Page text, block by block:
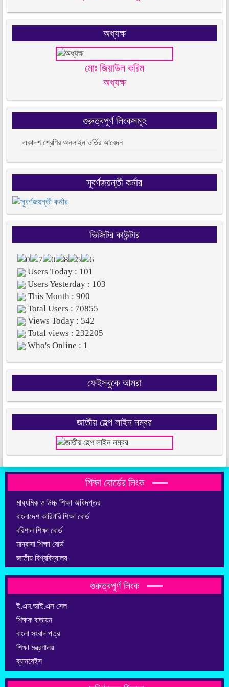
অধ্যক্ষ
মোঃ জিয়াউল করিম
অধ্যক্ষ
গুরুত্বপূর্ণ লিংকসমূহ
একাদশ শ্রেণির অনলাইন ভর্তির আবেদন
সূবর্ণজয়ন্তী কর্নার
ভিজিটর কাউন্টার
Users Today : 101
Users Yesterday : 103
This Month : 900
Total Users : 70855
Views Today : 542
Total views : 232205
Who's Online : 1
ফেইসবুকে আমরা
জাতীয় হেল্প লাইন নম্বর
শিক্ষা বোর্ডের লিংক
মাধ্যমিক ও উচ্চ শিক্ষা অধিদপ্তর
বাংলাদেশ কারিগরি শিক্ষা বোর্ড
বরিশাল শিক্ষা বোর্ড
মাদ্রাসা শিক্ষা বোর্ড
জাতীয় বিশ্ববিদ্যালয়
গুরুত্বপূর্ণ লিংক
ই.এম.আই.এস সেল
শিক্ষক বাতায়ন
বাংলা সংবাদ পত্র
শিক্ষা মন্ত্রণালয়
ব্যানবেইস